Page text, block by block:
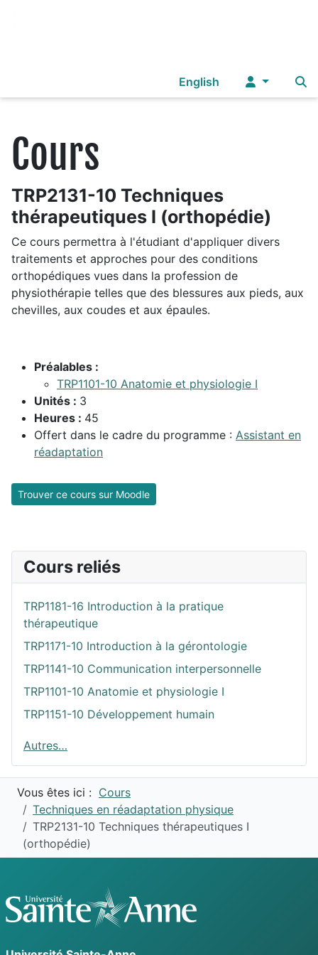
Sélectionnez votre langue
English
Cours
TRP2131-10 Techniques
thérapeutiques I (orthopédie)
Ce cours permettra à l'étudiant d'appliquer divers
traitements et approches pour des conditions
orthopédiques vues dans la profession de
physiothérapie telles que des blessures aux pieds, aux
chevilles, aux coudes et aux épaules.
Préalables :
TRP1101-10 Anatomie et physiologie I
Unités : 3
Heures : 45
Offert dans le cadre du programme : Assistant en
réadaptation
Trouver ce cours sur Moodle
Cours reliés
TRP1181-16 Introduction à la pratique
thérapeutique
TRP1171-10 Introduction à la gérontologie
TRP1141-10 Communication interpersonnelle
TRP1101-10 Anatomie et physiologie I
TRP1151-10 Développement humain
Autres…
Vous êtes ici : Cours
Techniques en réadaptation physique
TRP2131-10 Techniques thérapeutiques I
(orthopédie)